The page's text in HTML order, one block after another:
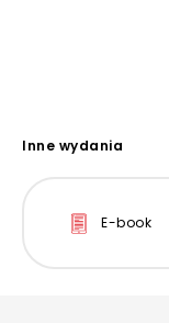
Inne wydania
E-book